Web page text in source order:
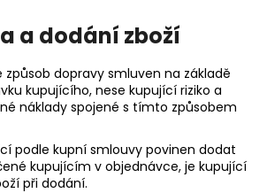
a dodání zboží
způsob dopravy smluven na základě
kupujícího, nese kupující riziko a
náklady spojené s tímto způsobem
podle kupní smlouvy povinen dodat
kupujícím v objednávce, je kupující
při dodání.